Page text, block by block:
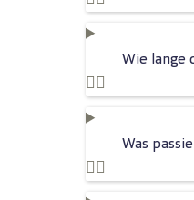
Wie lange
Was